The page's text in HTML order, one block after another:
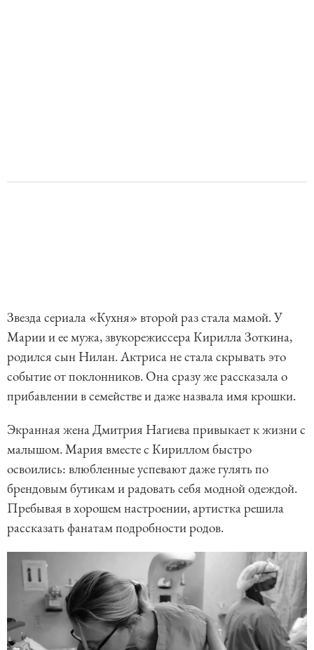
Звезда сериала «Кухня» второй раз стала мамой. У
Марии и ее мужа, звукорежиссера Кирилла Зоткина,
родился сын Нилан. Актриса не стала скрывать это
событие от поклонников. Она сразу же рассказала о
прибавлении в семействе и даже назвала имя крошки.
Экранная жена Дмитрия Нагиева привыкает к жизни с
малышом. Мария вместе с Кириллом быстро
освоились: влюбленные успевают даже гулять по
брендовым бутикам и радовать себя модной одеждой.
Пребывая в хорошем настроении, артистка решила
рассказать фанатам подробности родов.